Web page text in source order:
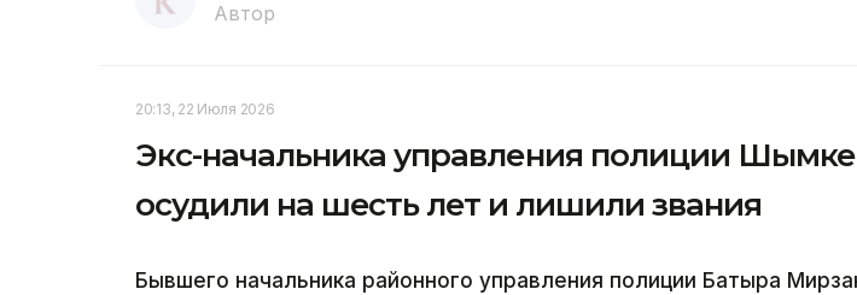
Автор
20:13, 22 Июля 2026
Экс-начальника управления полиции
осудили на шесть лет и лишили звания
Бывшего начальника районного управления полиции Батыра